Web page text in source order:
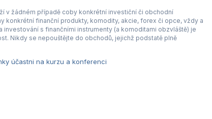
v žádném případě coby konkrétní investiční či obchodní
konkrétní finanční produkty, komodity, akcie, forex či opce, vždy a
s finančními instrumenty (a komoditami obzvláště) je
Nikdy se nepouštějte do obchodů, jejichž podstatě plně
účastni na kurzu a konferenci